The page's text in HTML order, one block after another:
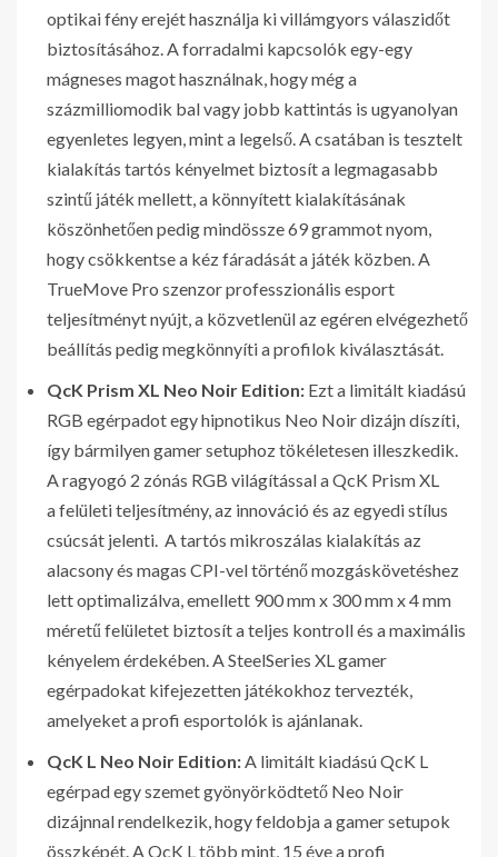
optikai fény erejét használja ki villámgyors válaszidőt
biztosításához. A forradalmi kapcsolók egy-egy
mágneses magot használnak, hogy még a
százmilliomodik bal vagy jobb kattintás is ugyanolyan
egyenletes legyen, mint a legelső. A csatában is tesztelt
kialakítás tartós kényelmet biztosít a legmagasabb
szintű játék mellett, a könnyített kialakításának
köszönhetően pedig mindössze 69 grammot nyom,
hogy csökkentse a kéz fáradását a játék közben. A
TrueMove Pro szenzor professzionális esport
teljesítményt nyújt, a közvetlenül az egéren elvégezhető
beállítás pedig megkönnyíti a profilok kiválasztását.
QcK Prism XL Neo Noir Edition: Ezt a limitált kiadású
RGB egérpadot egy hipnotikus Neo Noir dizájn díszíti,
így bármilyen gamer setuphoz tökéletesen illeszkedik.
A ragyogó 2 zónás RGB világítással a QcK Prism XL
a felületi teljesítmény, az innováció és az egyedi stílus
csúcsát jelenti. A tartós mikroszálas kialakítás az
alacsony és magas CPI-vel történő mozgáskövetéshez
lett optimalizálva, emellett 900 mm x 300 mm x 4 mm
méretű felületet biztosít a teljes kontroll és a maximális
kényelem érdekében. A SteelSeries XL gamer
egérpadokat kifejezetten játékokhoz tervezték,
amelyeket a profi esportolók is ajánlanak.
QcK L Neo Noir Edition:A limitált kiadású QcK L
egérpad egy szemet gyönyörködtető Neo Noir
dizájnnal rendelkezik, hogy feldobja a gamer setupok
összképét. A QcK L több mint, 15 éve a profi